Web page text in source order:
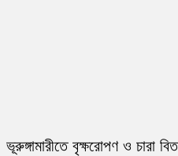
ভূরুঙ্গামারীতে বৃক্ষরোপণ ও চারা